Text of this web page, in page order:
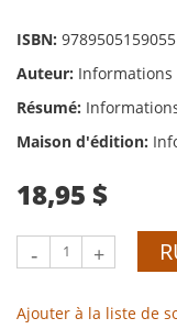
ISBN: 9789505159055
Auteur:
Résumé:
Maison d'édition:
18,95 $
- +
Ajouter à la liste de